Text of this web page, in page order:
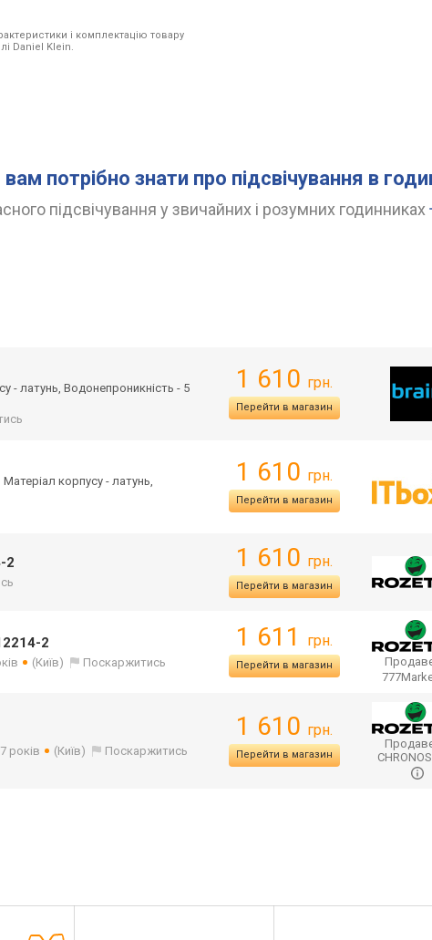
і комплектацію товару
Daniel Klein.
потрібно знати про підсвічування в
підсвічування у звичайних і розумних годинниках
- латунь, Водонепроникність - 5
1 610 грн.
Перейти в магазин
Матеріал корпусу - латунь,
1 610 грн.
Перейти в магазин
2 1 610 грн.
Перейти в магазин
2
(Київ) Поскаржитись
1 611 грн.
Перейти в магазин
років (Київ) Поскаржитись
1 610 грн.
Перейти в магазин